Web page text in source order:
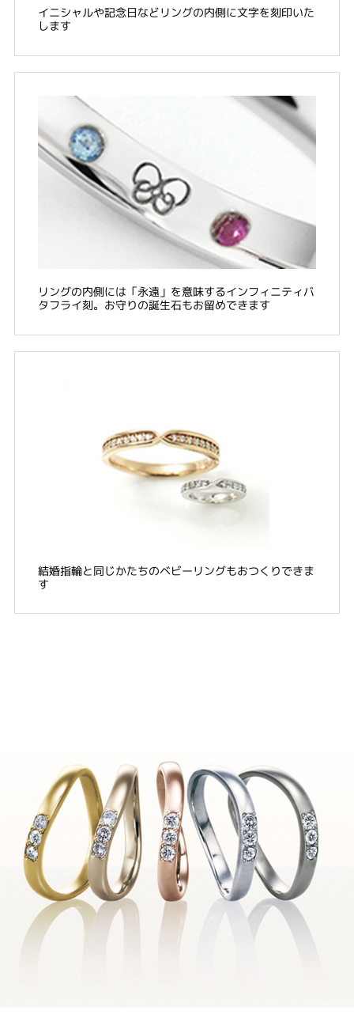
イニシャルや記念日などリングの内側に文字を刻印いた
します
リングの内側には「永遠」を意味するインフィニティバ
タフライ刻。お守りの誕生石もお留めできます
結婚指輪と同じかたちのベビーリングもおつくりできま
す